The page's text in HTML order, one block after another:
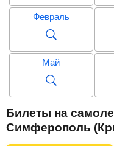
Февраль
Май
Билеты на
Симферополь